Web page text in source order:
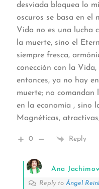
desviada bloquea lo
oscuros se basa en el
Vida no es una lucha
la muerte, sino el
siempre fresca,
conección con la
entonces, ya no hay
muerte; no comandan
en la economía , sino
Magnéticas,
0 Reply
Ana
Reply to Ángel